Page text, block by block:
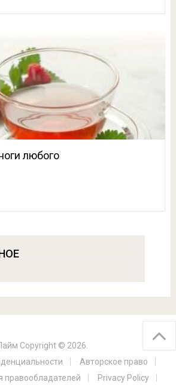
любого
Copyright © 2026.
Авторское право
Privacy Policy